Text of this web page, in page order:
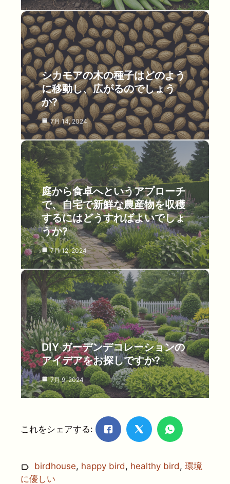
シカモアの木の種子はどのよう
に移動し、広がるのでしょう
か?
7月 14, 2024
庭から食卓へというアプローチ
で、自宅で新鮮な農産物を収穫
するにはどうすればよいでしょ
うか?
7月 12, 2024
DIY ガーデンデコレーションの
アイデアをお探しですか?
7月 9, 2024
これをシェアする:
birdhouse, happy bird, healthy bird, 環境
に優しい